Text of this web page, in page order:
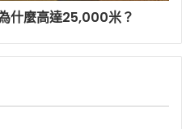
什麼高達25,000米？